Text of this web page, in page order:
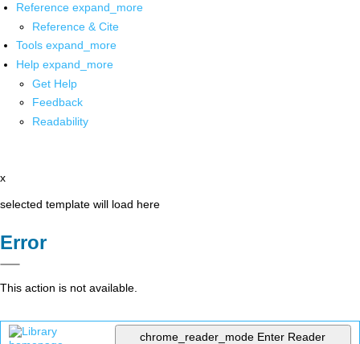
Reference expand_more
Reference & Cite
Tools expand_more
Help expand_more
Get Help
Feedback
Readability
x
selected template will load here
Error
This action is not available.
chrome_reader_mode Enter Reader